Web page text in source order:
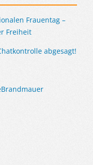
Frauentag –
Freiheit
abgesagt!